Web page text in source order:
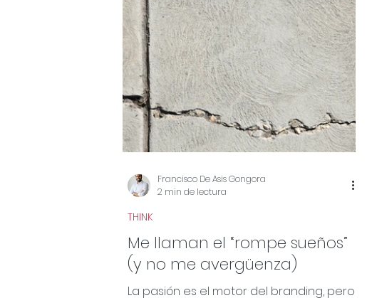
Me llaman el “rompe sueños”
(y no me avergüenza)
La pasión es el motor del branding, pero
THINK
Francisco De Asis Gongora
2 min de lectura